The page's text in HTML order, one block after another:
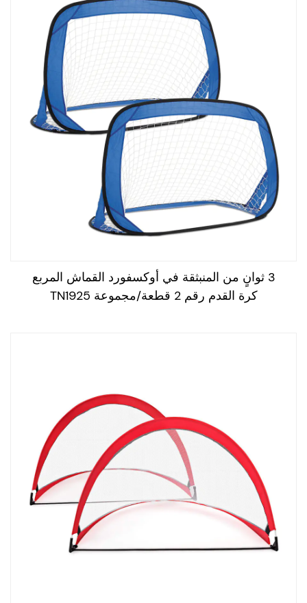
3 ثوانٍ من المنبثقة في أوكسفورد القماش المربع
كرة القدم رقم 2 قطعة/مجموعة TN1925